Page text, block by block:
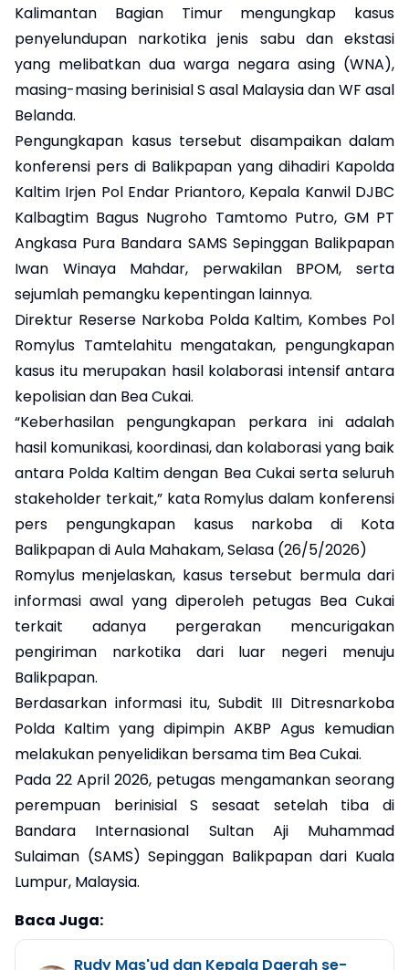
Kalimantan Bagian Timur mengungkap kasus
penyelundupan narkotika jenis sabu dan ekstasi
yang melibatkan dua warga negara asing (WNA),
masing-masing berinisial S asal Malaysia dan WF asal
Belanda.
Pengungkapan kasus tersebut disampaikan dalam
konferensi pers di Balikpapan yang dihadiri Kapolda
Kaltim Irjen Pol Endar Priantoro, Kepala Kanwil DJBC
Kalbagtim Bagus Nugroho Tamtomo Putro, GM PT
Angkasa Pura Bandara SAMS Sepinggan Balikpapan
Iwan Winaya Mahdar, perwakilan BPOM, serta
sejumlah pemangku kepentingan lainnya.
Direktur Reserse Narkoba Polda Kaltim, Kombes Pol
Romylus Tamtelahitu mengatakan, pengungkapan
kasus itu merupakan hasil kolaborasi intensif antara
kepolisian dan Bea Cukai.
“Keberhasilan pengungkapan perkara ini adalah
hasil komunikasi, koordinasi, dan kolaborasi yang baik
antara Polda Kaltim dengan Bea Cukai serta seluruh
stakeholder terkait,” kata Romylus dalam konferensi
pers pengungkapan kasus narkoba di Kota
Balikpapan di Aula Mahakam, Selasa (26/5/2026)
Romylus menjelaskan, kasus tersebut bermula dari
informasi awal yang diperoleh petugas Bea Cukai
terkait adanya pergerakan mencurigakan
pengiriman narkotika dari luar negeri menuju
Balikpapan.
Berdasarkan informasi itu, Subdit III Ditresnarkoba
Polda Kaltim yang dipimpin AKBP Agus kemudian
melakukan penyelidikan bersama tim Bea Cukai.
Pada 22 April 2026, petugas mengamankan seorang
perempuan berinisial S sesaat setelah tiba di
Bandara Internasional Sultan Aji Muhammad
Sulaiman (SAMS) Sepinggan Balikpapan dari Kuala
Lumpur, Malaysia.
Baca Juga:
Rudy Mas'ud dan Kepala Daerah se-